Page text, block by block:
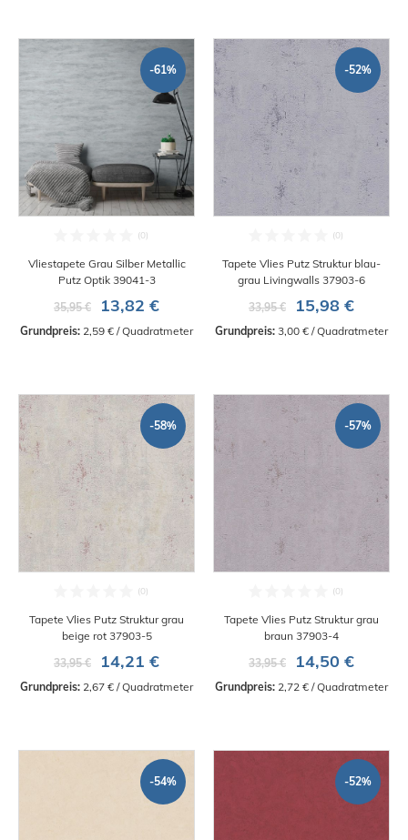
-61%
Vliestapete Grau Silber Metallic
Putz Optik 39041-3
35,95 €
13,82 €
Grundpreis: 2,59 € / Quadratmeter
-52%
Tapete Vlies Putz Struktur blau-
grau Livingwalls 37903-6
33,95 €
15,98 €
Grundpreis: 3,00 € / Quadratmeter
-58%
Tapete Vlies Putz Struktur grau
beige rot 37903-5
33,95 €
14,21 €
Grundpreis: 2,67 € / Quadratmeter
-57%
Tapete Vlies Putz Struktur grau
braun 37903-4
33,95 €
14,50 €
Grundpreis: 2,72 € / Quadratmeter
-54% -52%